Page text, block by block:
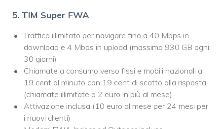
5. TIM Super FWA
Traffico illimitato per navigare fino a 40 Mbps in
download e 4 Mbps in upload (massimo 930 GB ogni
30 giorni)
Chiamate a consumo verso fissi e mobili nazionali a
19 cent al minuto con 19 cent di scatto alla risposta
(chiamate illimitate a 2 euro in più al mese)
Attivazione inclusa (10 euro al mese per 24 mesi per
i nuovi clienti)